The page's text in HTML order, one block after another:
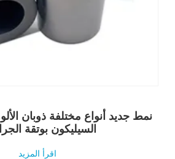
نمط جديد أنواع مختلفة ذوبان
السيليكون بوتقة
اقرأ المزيد